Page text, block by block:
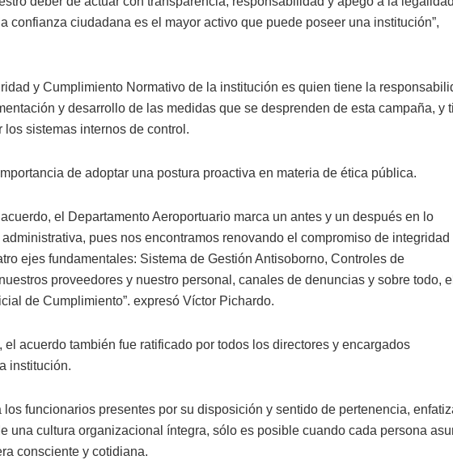
confianza ciudadana es el mayor activo que puede poseer una institución”,
y Cumplimiento Normativo de la institución es quien tiene la
y desarrollo de las medidas que se desprenden de esta campaña, y
los sistemas internos de control.
de adoptar una postura proactiva en materia de ética pública.
el Departamento Aeroportuario marca un antes y un después en lo
pues nos encontramos renovando el compromiso de integridad
ejes fundamentales: Sistema de Gestión Antisoborno, Controles de
proveedores y nuestro personal, canales de denuncias y sobre todo, el
de Cumplimiento”. expresó Víctor Pichardo.
el acuerdo también fue ratificado por todos los directores y encargados
institución.
los funcionarios presentes por su disposición y sentido de pertenencia,
una cultura organizacional íntegra, sólo es posible cuando cada persona
consciente y cotidiana.